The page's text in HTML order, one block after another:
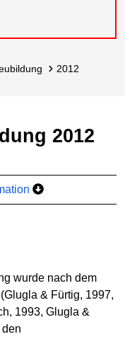
2012
2012
wurde nach dem
& Fürtig, 1997,
1993, Glugla &